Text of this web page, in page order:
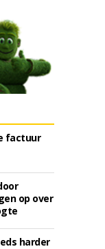
factuur
op over
harder